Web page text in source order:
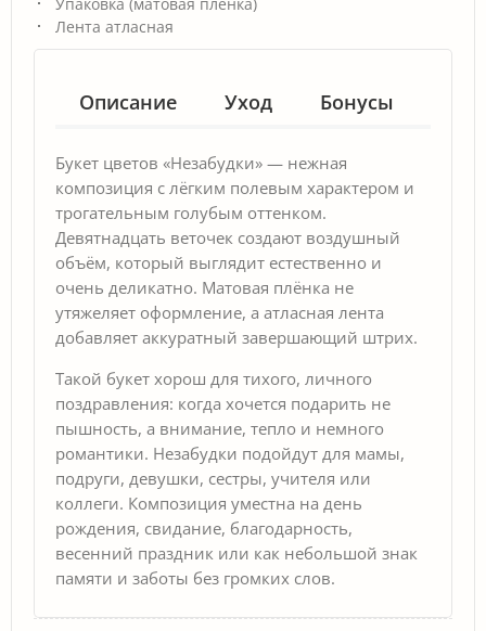
Лента атласная
Описание Уход Бонусы
Букет цветов «Незабудки» — нежная
композиция с лёгким полевым характером и
трогательным голубым оттенком.
Девятнадцать веточек создают воздушный
объём, который выглядит естественно и
очень деликатно. Матовая плёнка не
утяжеляет оформление, а атласная лента
добавляет аккуратный завершающий штрих.
Такой букет хорош для тихого, личного
поздравления: когда хочется подарить не
пышность, а внимание, тепло и немного
романтики. Незабудки подойдут для мамы,
подруги, девушки, сестры, учителя или
коллеги. Композиция уместна на день
рождения, свидание, благодарность,
весенний праздник или как небольшой знак
памяти и заботы без громких слов.